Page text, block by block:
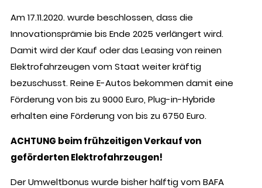
Am 17.11.2020. wurde beschlossen, dass die
Innovationsprämie bis Ende 2025 verlängert wird.
Damit wird der Kauf oder das Leasing von reinen
Elektrofahrzeugen vom Staat weiter kräftig
bezuschusst. Reine E-Autos bekommen damit eine
Förderung von bis zu 9000 Euro, Plug-in-Hybride
erhalten eine Förderung von bis zu 6750 Euro.
ACHTUNG beim frühzeitigen Verkauf von
geförderten Elektrofahrzeugen!
Der Umweltbonus wurde bisher hälftig vom BAFA